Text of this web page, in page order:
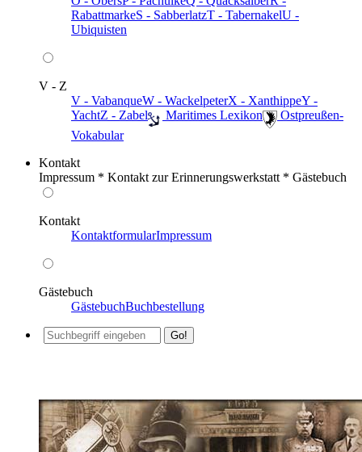
RabattmarkeS - SabberlatzT - TabernakelU -
Ubiquisten
V - Z
V - VabanqueW - WackelpeterX - XanthippeY -
YachtZ - Zabel ️ Maritimes Lexikon
️ Ostpreußen-
Vokabular
Kontakt
Impressum * Kontakt zur Erinnerungswerkstatt * Gästebuch
Kontakt
KontaktformularImpressum
Gästebuch
GästebuchBuchbestellung